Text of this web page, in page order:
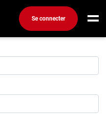
Se connecter